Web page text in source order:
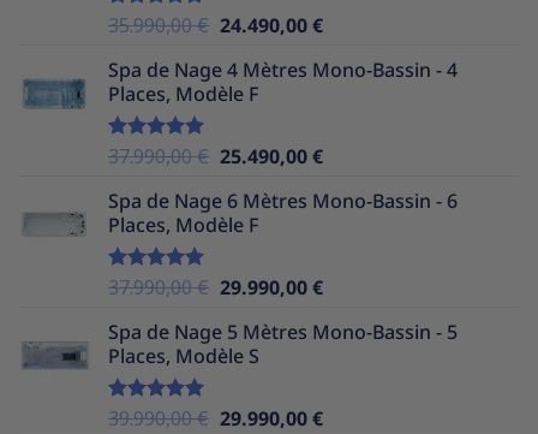
Note5.00
35.990,00€ Le
initial
était :
24.490,00€Le
actuel
Spa de Nage 4 Mètres Mono-Bassin - 4
Places, Modèle F
Note5.00
37.990,00€ Le
initial
était :
25.490,00€Le
actuel
Spa de Nage 6 Mètres Mono-Bassin - 6
Places, Modèle F
Note5.00
37.990,00€ Le
initial
était :
29.990,00€Le
actuel
Spa de Nage 5 Mètres Mono-Bassin - 5
Places, Modèle S
Note5.00
39.990,00€ Le
29.990,00€Le